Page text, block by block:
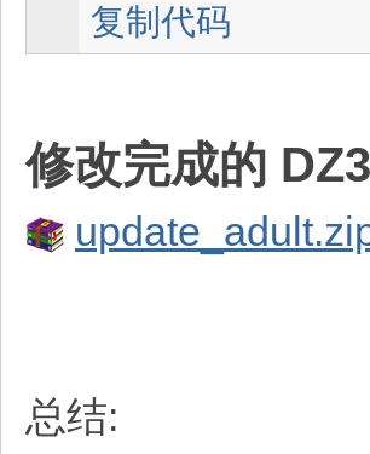
复制代码
修改完成的
总结: